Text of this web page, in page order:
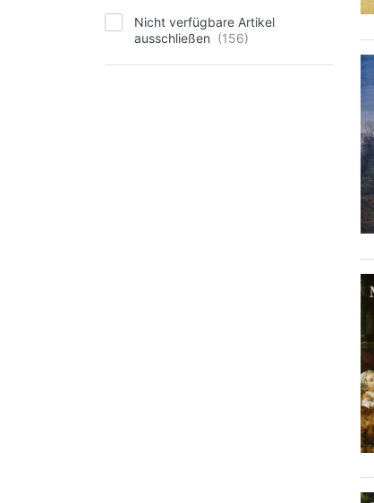
Nicht verfügbare Artikel
ausschließen